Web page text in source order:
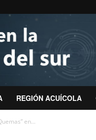
REGIÓN ACUÍCOLA
en...